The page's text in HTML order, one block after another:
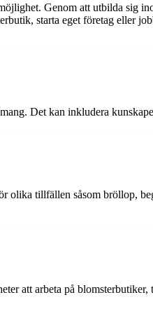
Genom att utbilda sig
starta eget företag eller
Det kan inkludera
tillfällen såsom bröllop,
att arbeta på